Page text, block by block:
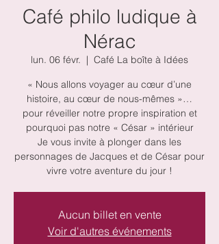
Café philo ludique à
Nérac
lun. 06 févr.
  |
Café La boîte à Idées
« Nous allons voyager au cœur d’une
histoire, au cœur de nous-mêmes »…
pour réveiller notre propre inspiration et
pourquoi pas notre « César » intérieur
Je vous invite à plonger dans les
personnages de Jacques et de César pour
vivre votre aventure du jour !
Aucun billet en vente
Voir d'autres événements